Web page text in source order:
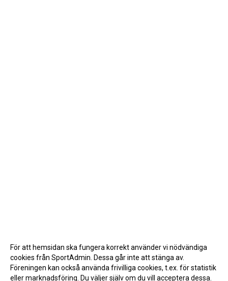
För att hemsidan ska fungera korrekt använder vi nödvändiga
cookies från SportAdmin. Dessa går inte att stänga av.
Föreningen kan också använda frivilliga cookies, t.ex. för statistik
eller marknadsföring. Du väljer själv om du vill acceptera dessa.